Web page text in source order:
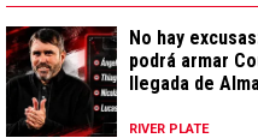
No hay
podrá armar
llegada de
RIVER PLATE